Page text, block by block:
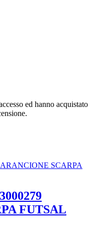
ed hanno acquistato
FUTSAL